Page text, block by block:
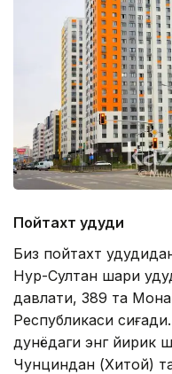
Пойтахт ҳудуди
Биз пойтахт
Нур-Султан шаҳри
давлати, 389 та
Республикаси
дунёдаги энг йирик
Чунциндан (Хитой)